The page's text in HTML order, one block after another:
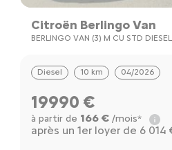
Citroën Berlingo Van
BERLINGO VAN (3) M CU STD
Diesel 10 km 04/2026
19990 €
à partir de 166 €/mois*
après un 1er loyer de 6 014